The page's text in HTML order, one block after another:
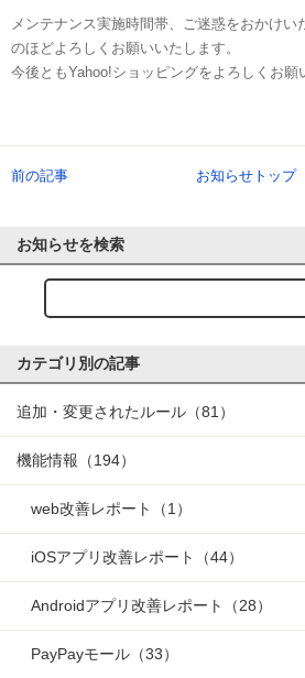
メンテナンス実施時間帯、ご迷惑をおかけい
のほどよろしくお願いいたします。
今後ともYahoo!ショッピングをよろしくお願
前の記事 お知らせトップ
お知らせを検索
カテゴリ別の記事
追加・変更されたルール （81）
機能情報 （194）
web改善レポート （1）
iOSアプリ改善レポート （44）
Androidアプリ改善レポート （28）
PayPayモール （33）